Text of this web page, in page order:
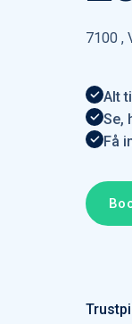
7100 ,
Alt
Se,
Få